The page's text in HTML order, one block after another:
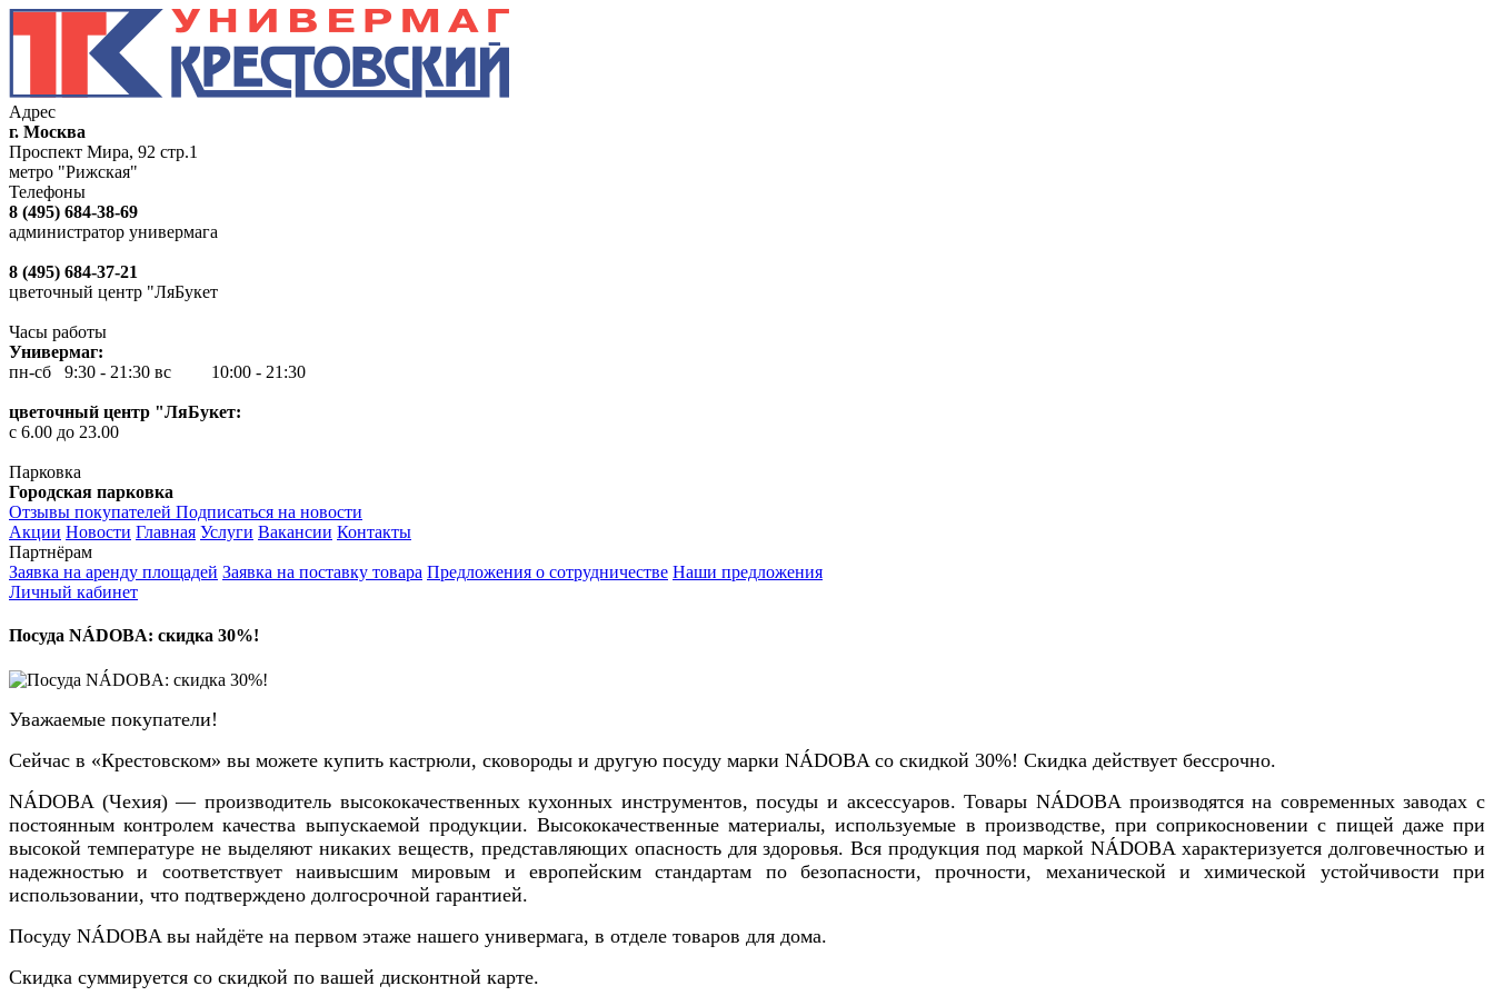
Адрес
г. Москва
Проспект Мира, 92 стр.1
метро "Рижская"
Телефоны
8 (495) 684-38-69
администратор универмага
8 (495) 684-37-21
цветочный центр "ЛяБукет
Часы работы
Универмаг:
пн-сб 9:30 - 21:30 вс 10:00 - 21:30
цветочный центр "ЛяБукет:
с 6.00 до 23.00
Парковка
Городская парковка
Отзывы покупателей Подписаться на новости
Акции Новости Главная Услуги Вакансии Контакты
Партнёрам
Заявка на аренду площадей Заявка на поставку товара Предложения о сотрудничестве Наши предложения
Личный кабинет
Посуда NÁDOBA: скидка 30%!
Уважаемые покупатели!
Сейчас в «Крестовском» вы можете купить кастрюли, сковороды и другую посуду марки NÁDOBA со скидкой 30%! Скидка действует бессрочно.
NÁDOBA (Чехия) — производитель высококачественных кухонных инструментов, посуды и аксессуаров. Товары NÁDOBA производятся на современных заводах с
постоянным контролем качества выпускаемой продукции. Высококачественные материалы, используемые в производстве, при соприкосновении с пищей даже при
высокой температуре не выделяют никаких веществ, представляющих опасность для здоровья. Вся продукция под маркой NÁDOBA характеризуется долговечностью и
надежностью и соответствует наивысшим мировым и европейским стандартам по безопасности, прочности, механической и химической устойчивости при
использовании, что подтверждено долгосрочной гарантией.
Посуду NÁDOBA вы найдёте на первом этаже нашего универмага, в отделе товаров для дома.
Скидка суммируется со скидкой по вашей дисконтной карте.